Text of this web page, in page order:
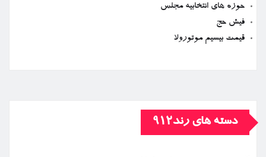
حوزه های انتخابیه مجلس
فیش حج
قیمت بیسیم موتورولا
دسته های رند912